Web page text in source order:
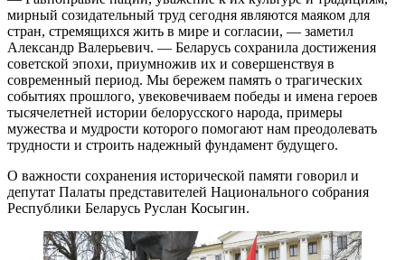
мирный созидательный труд сегодня являются маяком для
стран, стремящихся жить в мире и согласии, — заметил
Александр Валерьевич. — Беларусь сохранила достижения
советской эпохи, приумножив их и совершенствуя в
современный период. Мы бережем память о трагических
событиях прошлого, увековечиваем победы и имена героев
тысячелетней истории белорусского народа, примеры
мужества и мудрости которого помогают нам преодолевать
трудности и строить надежный фундамент будущего.
О важности сохранения исторической памяти говорил и
депутат Палаты представителей Национального собрания
Республики Беларусь Руслан Косыгин.